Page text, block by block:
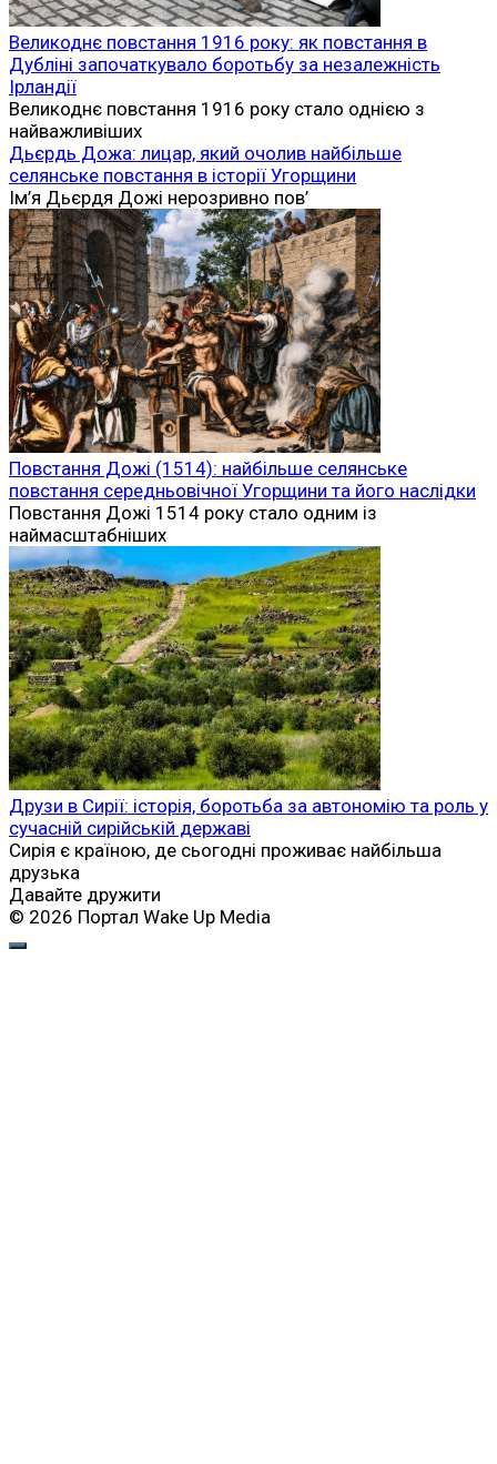
Великоднє повстання 1916 року: як повстання в
Дубліні започаткувало боротьбу за незалежність
Ірландії
Великоднє повстання 1916 року стало однією з
найважливіших
Дьєрдь Дожа: лицар, який очолив найбільше
селянське повстання в історії Угорщини
Ім’я Дьєрдя Дожі нерозривно пов’
Повстання Дожі (1514): найбільше селянське
повстання середньовічної Угорщини та його наслідки
Повстання Дожі 1514 року стало одним із
наймасштабніших
Друзи в Сирії: історія, боротьба за автономію та роль у
сучасній сирійській державі
Сирія є країною, де сьогодні проживає найбільша
друзька
Давайте дружити
© 2026 Портал Wake Up Media